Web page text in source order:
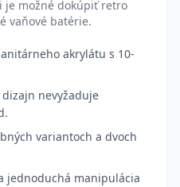
je možné dokúpiť retro
vaňové batérie.
akrylátu s 10-
nevyžaduje
variantoch a dvoch
jednoduchá manipulácia